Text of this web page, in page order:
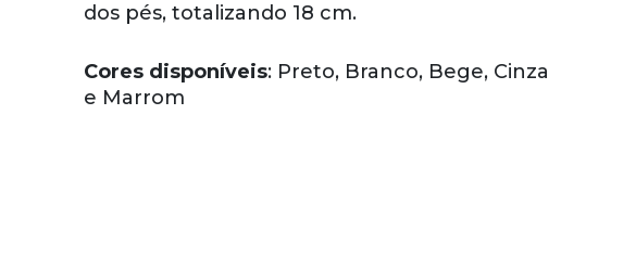
dos pés, totalizando 18 cm.
Cores disponíveis: Preto, Branco, Bege, Cinza
e Marrom